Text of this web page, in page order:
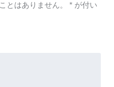
とはありません。 *が付い